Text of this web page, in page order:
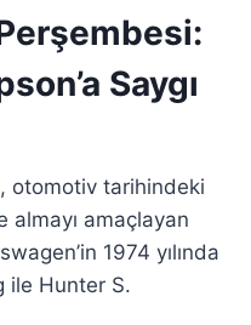
Saygı
otomotiv tarihindeki
almayı amaçlayan
1974 yılında
ile Hunter S.